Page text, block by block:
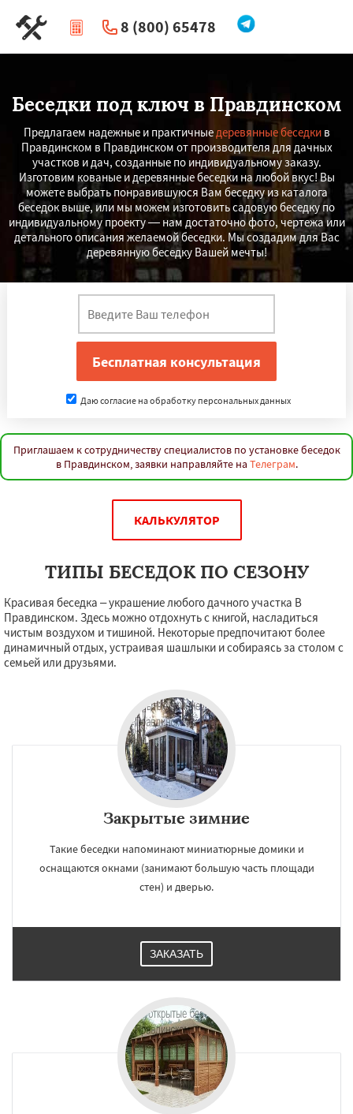
8 (800) 65478
| Перезвоните мне
Беседки под ключ в Правдинском
Предлагаем надежные и практичныедеревянные беседкив
Правдинском в Правдинском от производителя для дачных
участков и дач, созданные по индивидуальному заказу.
Изготовим кованые и деревянные беседки на любой вкус! Вы
можете выбрать понравившуюся Вам беседку из каталога
беседок выше, или мы можем изготовить садовую беседку по
индивидуальному проекту — нам достаточно фото, чертежа или
детального описания желаемой беседки. Мы создадим для Вас
деревянную беседку Вашей мечты!
Даю согласие на обработку персональных данных
Приглашаем к сотрудничеству специалистов по установке беседок
в Правдинском, заявки направляйте на Телеграм.
КАЛЬКУЛЯТОР
ТИПЫ БЕСЕДОК ПО СЕЗОНУ
Красивая беседка – украшение любого дачного участка В
Правдинском. Здесь можно отдохнуть с книгой, насладиться
чистым воздухом и тишиной. Некоторые предпочитают более
динамичный отдых, устраивая шашлыки и собираясь за столом с
семьей или друзьями.
Закрытые зимние
Такие беседки напоминают миниатюрные домики и
оснащаются окнами (занимают большую часть площади
стен) и дверью.
ЗАКАЗАТЬ